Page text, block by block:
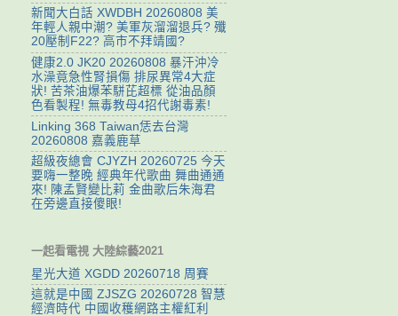
新聞大白話 XWDBH 20260808 美
年輕人親中潮? 美軍灰溜溜退兵? 殲
20壓制F22? 高市不拜靖國?
健康2.0 JK20 20260808 暴汗沖冷
水澡竟急性腎損傷 排尿異常4大症
狀! 苦茶油爆苯駢芘超標 從油品顏
色看製程! 無毒教母4招代謝毒素!
Linking 368 Taiwan恁去台灣
20260808 嘉義鹿草
超級夜總會 CJYZH 20260725 今天
要嗨一整晚 經典年代歌曲 舞曲通通
來! 陳孟賢變比莉 金曲歌后朱海君
在旁邊直接傻眼!
一起看電視 大陸綜藝2021
星光大道 XGDD 20260718 周賽
這就是中國 ZJSZG 20260728 智慧
經濟時代 中國收穫網路主權紅利